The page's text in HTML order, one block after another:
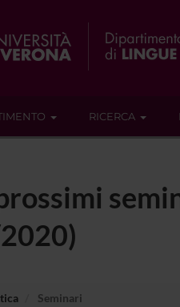
RICERCA
Seminari